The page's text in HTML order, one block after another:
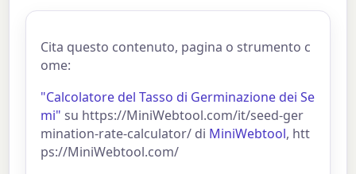
Cita questo contenuto, pagina o strumento c
ome:
"Calcolatore del Tasso di Germinazione dei Se
mi" su https://MiniWebtool.com/it/seed-ger
mination-rate-calculator/ di MiniWebtool, htt
ps://MiniWebtool.com/